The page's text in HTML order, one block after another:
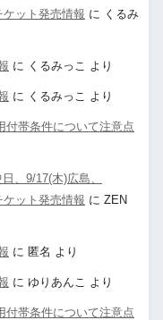
ット発売情報 に くるみ
に くるみっこ より
に くるみっこ より
付帯条件について注意点
、9/17(木)広島、
ット発売情報 に ZEN
に 匿名 より
に ゆりあんこ より
付帯条件について注意点